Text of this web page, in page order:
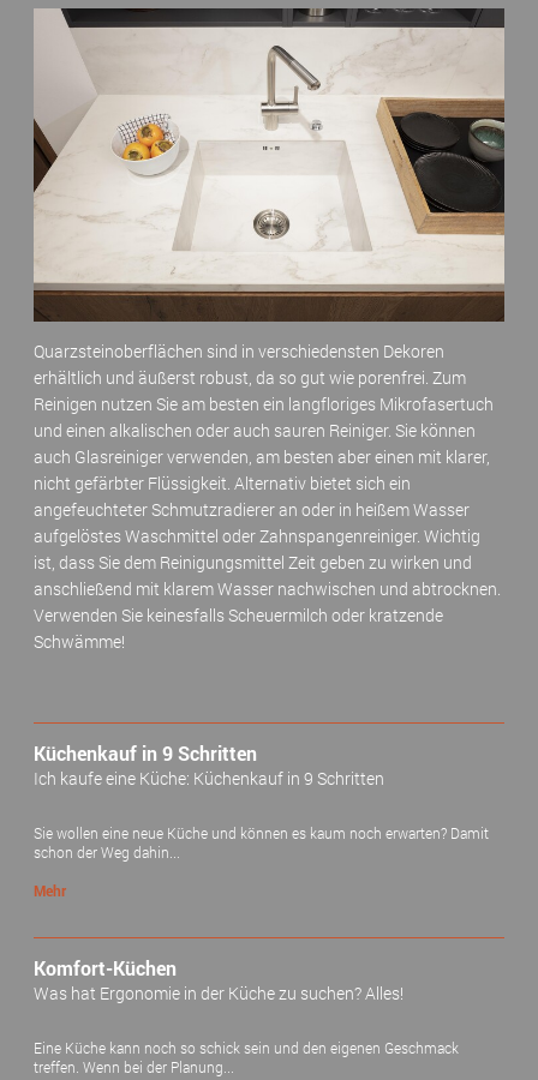
Quarzsteinoberflächen sind in verschiedensten Dekoren
erhältlich und äußerst robust, da so gut wie porenfrei. Zum
Reinigen nutzen Sie am besten ein langfloriges Mikrofasertuch
und einen alkalischen oder auch sauren Reiniger. Sie können
auch Glasreiniger verwenden, am besten aber einen mit klarer,
nicht gefärbter Flüssigkeit. Alternativ bietet sich ein
angefeuchteter Schmutzradierer an oder in heißem Wasser
aufgelöstes Waschmittel oder Zahnspangenreiniger. Wichtig
ist, dass Sie dem Reinigungsmittel Zeit geben zu wirken und
anschließend mit klarem Wasser nachwischen und abtrocknen.
Verwenden Sie keinesfalls Scheuermilch oder kratzende
Schwämme!
Küchenkauf in 9 Schritten
Ich kaufe eine Küche: Küchenkauf in 9 Schritten
Sie wollen eine neue Küche und können es kaum noch erwarten? Damit
schon der Weg dahin...
Mehr
Komfort-Küchen
Was hat Ergonomie in der Küche zu suchen? Alles!
Eine Küche kann noch so schick sein und den eigenen Geschmack
treffen. Wenn bei der Planung...